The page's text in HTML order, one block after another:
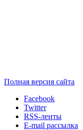
Полная версия сайта
Facebook
Twitter
RSS-ленты
E-mail рассылка